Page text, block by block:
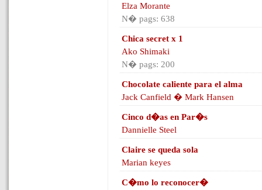
Elza Morante
N� pags: 638
Chica secret x 1
Ako Shimaki
N� pags: 200
Chocolate caliente para el alma
Jack Canfield � Mark Hansen
Cinco d�as en Par�s
Dannielle Steel
Claire se queda sola
Marian keyes
C�mo lo reconocer�